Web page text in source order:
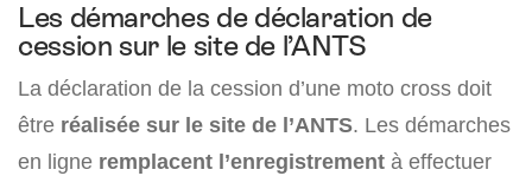
Les démarches de déclaration de
cession sur le site de l’ANTS
La déclaration de la cession d’une moto cross doit
être réalisée sur le site de l’ANTS. Les démarches
en ligne remplacent l’enregistrement à effectuer